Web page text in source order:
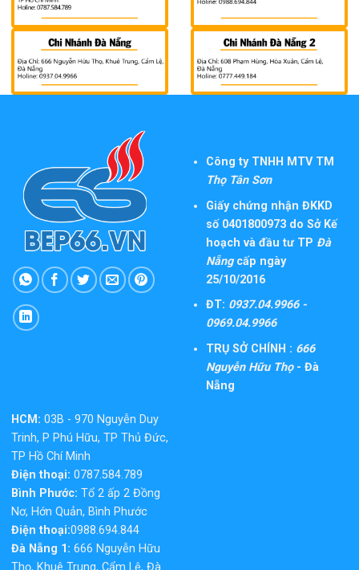
Công ty TNHH MTV TM
Thọ Tân Sơn
Giấy chứng nhận ĐKKD
số 0401800973 do Sở Kế
hoạch và đầu tư TP Đà
Nẵngcấp ngày
25/10/2016
ĐT: 0937.04.9966 -
0969.04.9966
TRỤ SỞ CHÍNH : 666
Nguyễn Hữu Thọ- Đà
Nẵng
HCM: 03B - 970 Nguyễn Duy
Trinh, P Phú Hữu, TP Thủ Đức,
TP Hồ Chí Minh
Điện thoại: 0787.584.789
Bình Phước: Tổ 2 ấp 2 Đồng
Nơ, Hớn Quản, Bình Phước
Điện thoại:0988.694.844
Đà Nẵng 1: 666 Nguyễn Hữu
Thọ, Khuê Trung, Cẩm Lệ, Đà